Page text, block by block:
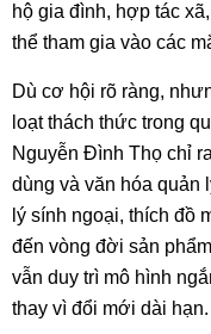
hộ gia đình, hợp tác
thể tham gia vào các
Dù cơ hội rõ ràng,
loạt thách thức trong
Nguyễn Đình Thọ chỉ
dùng và văn hóa quản
lý sính ngoại, thích đồ
đến vòng đời sản
vẫn duy trì mô hình
thay vì đổi mới dài hạn.